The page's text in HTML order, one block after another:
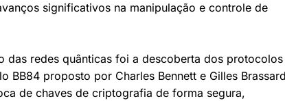
significativos na manipulação e controle de
das redes quânticas foi a descoberta dos protocolos
proposto por Charles Bennett e Gilles Brassard
de chaves de criptografia de forma segura,